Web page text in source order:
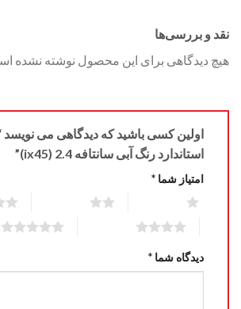
نقد و بررسی‌ها
هیچ دیدگاهی برای این محصول نوشته نشده
اولین کسی باشید که دیدگاهی می نویسد
استاندارد رنگ آبی سانتافه 2.4 (ix45)”
امتیاز شما *
دیدگاه شما *